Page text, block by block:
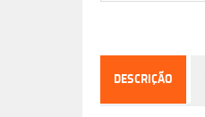
DESCRIÇÃO